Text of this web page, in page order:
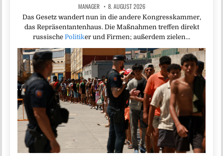
MANAGER 8. AUGUST 2026
Das Gesetz wandert nun in die andere Kongresskammer,
das Repräsentantenhaus. Die Maßnahmen treffen direkt
russische Politiker und Firmen; außerdem zielen…